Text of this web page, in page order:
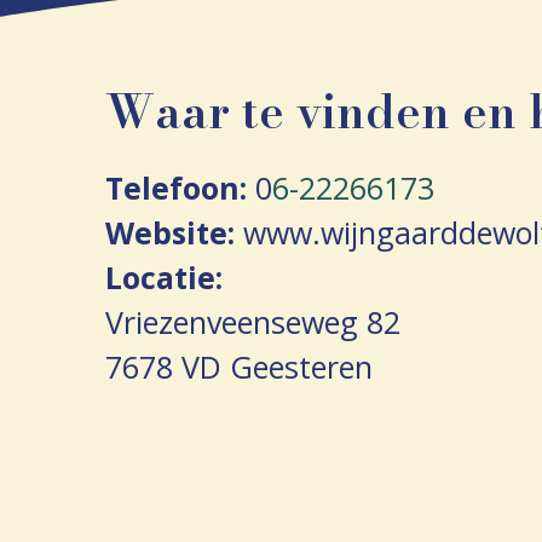
Waar te vinden en
Telefoon: 06-22266173
Website:
Locatie:
Vriezenveenseweg 82
7678 VD Geesteren